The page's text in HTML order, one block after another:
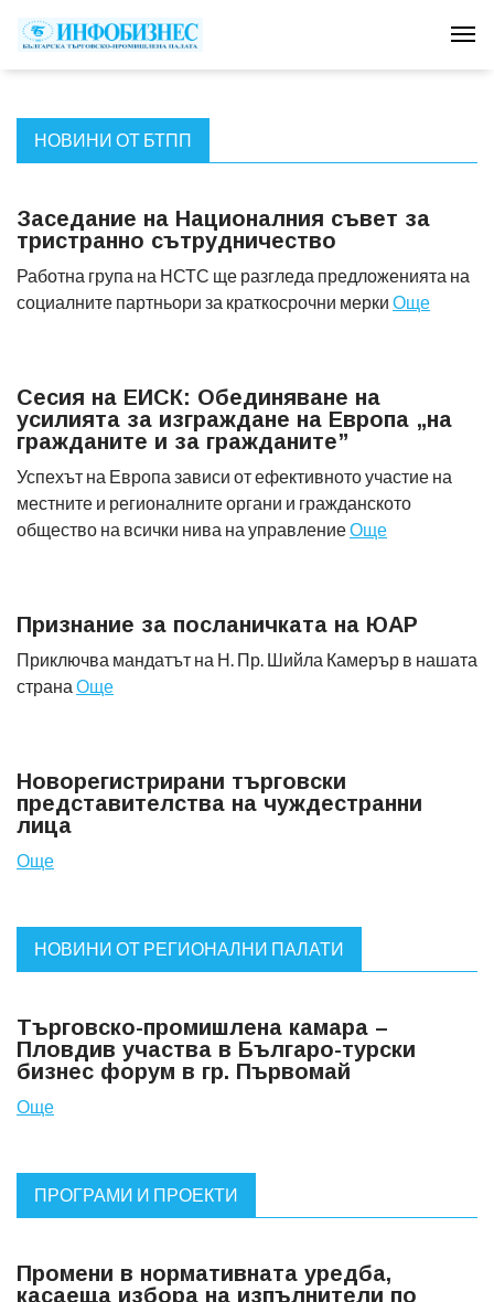
НОВИНИ ОТ БТПП
Заседание на Националния съвет за
тристранно сътрудничество
Работна група на НСТС ще разгледа предложенията на
социалните партньори за краткосрочни мерки Още
Сесия на ЕИСК: Обединяване на
усилията за изграждане на Европа „на
гражданите и за гражданите”
Успехът на Европа зависи от ефективното участие на
местните и регионалните органи и гражданското
общество на всички нива на управлениеОще
Признание за посланичката на ЮАР
Приключва мандатът на Н. Пр. Шийла Камерър в нашата
страна Още
Новорегистрирани търговски
представителства на чуждестранни
лица
Още
НОВИНИ ОТ РЕГИОНАЛНИ ПАЛАТИ
Търговско-промишлена камара –
Пловдив участва в Българо-турски
бизнес форум в гр. Първомай
Още
ПРОГРАМИ И ПРОЕКТИ
Промени в нормативната уредба,
касаеща избора на изпълнители по